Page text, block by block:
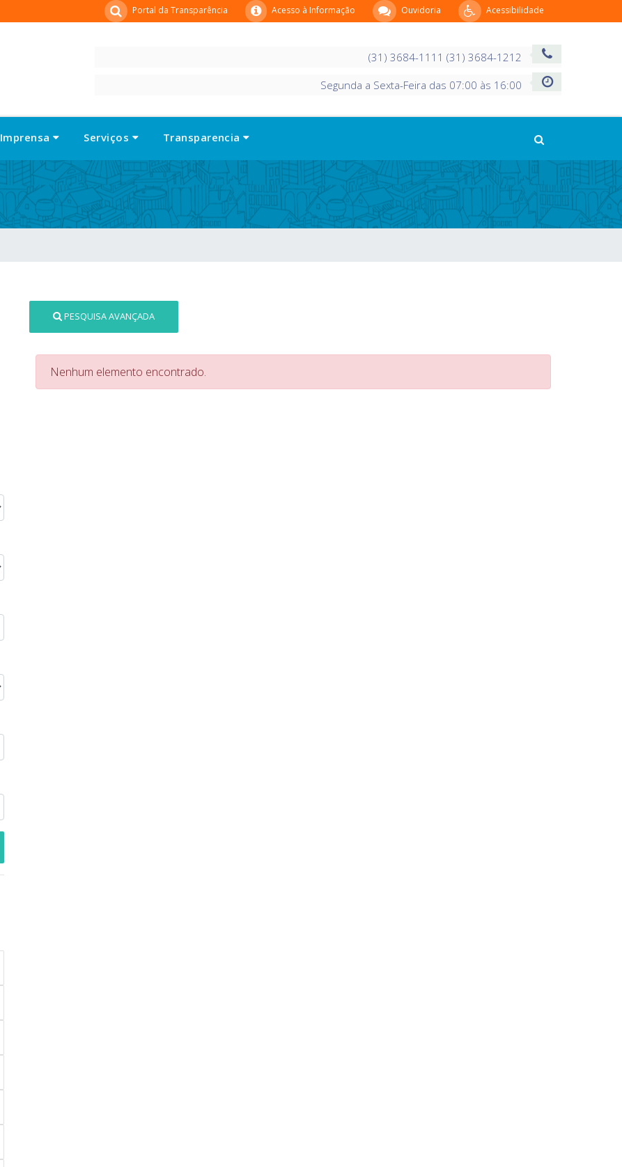
Acessibilidade
Ouvidoria
Acesso à Informação
Portal da Transparência
(31) 3684-1111 (31) 3684-1212
Segunda a Sexta-Feira das 07:00 às 16:00
Imprensa Serviços Transparencia
PESQUISA AVANÇADA
Nenhum elemento encontrado.